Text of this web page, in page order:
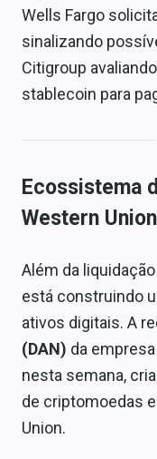
Wells Fargo
sinalizando
Citigroup
stablecoin para
Ecossistema
Western Union
Além da
está construindo
ativos digitais. A
(DAN) da
nesta semana,
de criptomoedas
Union.